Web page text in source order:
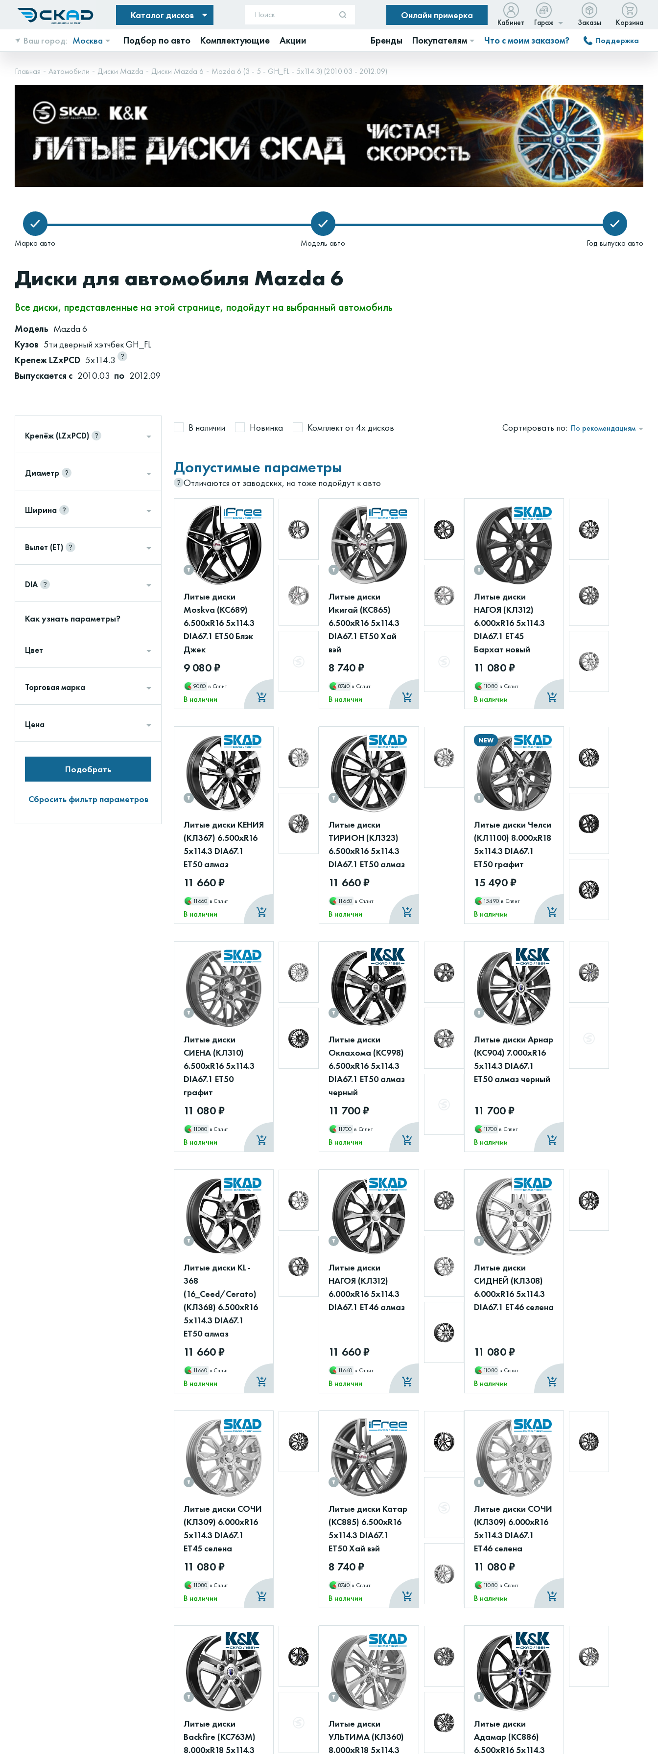
Каталог дисков Онлайн примерка
Кабинет Гараж Заказы Корзина
Ваш город: Москва Подбор по авто Комплектующие Акции Бренды Покупателям Что с моим заказом? Поддержка
Главная Автомобили Диски Mazda Диски Mazda 6 Mazda 6 (3 - 5 - GH_FL - 5x114.3) (2010.03 - 2012.09)
Марка авто Модель авто Год выпуска авто
Диски для автомобиля Mazda 6
Все диски, представленные на этой странице, подойдут на выбранный автомобиль
Модель Mazda 6
Кузов 5ти дверный хэтчбек GH_FL
Крепеж LZxPCD 5x114.3
Выпускается с 2010.03 по 2012.09
Крепёж (LZxPCD)
Диаметр
Ширина
Вылет (ET)
DIA
Как узнать параметры?
Цвет
Торговая марка
Цена
Подобрать
Сбросить фильтр параметров
В наличии Новинка Комплект от 4х дисков Сортировать по: По рекомендациям
Допустимые параметры
Отличаются от заводских, но тоже подойдут к авто
Литые диски
Moskva (КС689)
6.500xR16 5x114.3
DIA67.1 ET50 Блэк
Джек
9 080 ₽
9080 в Сплит
В наличии
Литые диски
Икигай (КС865)
6.500xR16 5x114.3
DIA67.1 ET50 Хай
вэй
8 740 ₽
8740 в Сплит
В наличии
Литые диски
НАГОЯ (КЛ312)
6.000xR16 5x114.3
DIA67.1 ET45
Бархат новый
11 080 ₽
11080 в Сплит
В наличии
Литые диски КЕНИЯ
(КЛ367) 6.500xR16
5x114.3 DIA67.1
ET50 алмаз
11 660 ₽
11660 в Сплит
В наличии
Литые диски
ТИРИОН (КЛ323)
6.500xR16 5x114.3
DIA67.1 ET50 алмаз
11 660 ₽
11660 в Сплит
В наличии
NEW
Литые диски Челси
(КЛ1100) 8.000xR18
5x114.3 DIA67.1
ET50 графит
15 490 ₽
15490 в Сплит
В наличии
Литые диски
СИЕНА (КЛ310)
6.500xR16 5x114.3
DIA67.1 ET50
графит
11 080 ₽
11080 в Сплит
В наличии
Литые диски
Оклахома (КС998)
6.500xR16 5x114.3
DIA67.1 ET50 алмаз
черный
11 700 ₽
11700 в Сплит
В наличии
Литые диски Арнар
(КС904) 7.000xR16
5x114.3 DIA67.1
ET50 алмаз черный
11 700 ₽
11700 в Сплит
В наличии
Литые диски KL-
368
(16_Ceed/Cerato)
(КЛ368) 6.500xR16
5x114.3 DIA67.1
ET50 алмаз
11 660 ₽
11660 в Сплит
В наличии
Литые диски
НАГОЯ (КЛ312)
6.000xR16 5x114.3
DIA67.1 ET46 алмаз
11 660 ₽
11660 в Сплит
В наличии
Литые диски
СИДНЕЙ (КЛ308)
6.000xR16 5x114.3
DIA67.1 ET46 селена
11 080 ₽
11080 в Сплит
В наличии
Литые диски СОЧИ
(КЛ309) 6.000xR16
5x114.3 DIA67.1
ET45 селена
11 080 ₽
11080 в Сплит
В наличии
Литые диски Катар
(КС885) 6.500xR16
5x114.3 DIA67.1
ET50 Хай вэй
8 740 ₽
8740 в Сплит
В наличии
Литые диски СОЧИ
(КЛ309) 6.000xR16
5x114.3 DIA67.1
ET46 селена
11 080 ₽
11080 в Сплит
В наличии
Литые диски
Backfire (КС763М)
8.000xR18 5x114.3
Литые диски
УЛЬТИМА (КЛ360)
8.000xR18 5x114.3
Литые диски
Адамар (КС886)
6.500xR16 5x114.3